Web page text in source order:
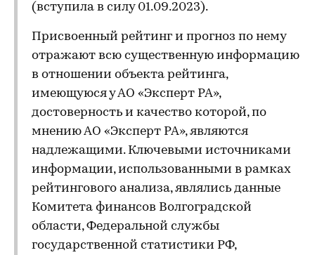
(вступила в силу 01.09.2023).
Присвоенный рейтинг и прогноз по нему
отражают всю существенную информацию
в отношении объекта рейтинга,
имеющуюся у АО «Эксперт РА»,
достоверность и качество которой, по
мнению АО «Эксперт РА», являются
надлежащими. Ключевыми источниками
информации, использованными в рамках
рейтингового анализа, являлись данные
Комитета финансов Волгоградской
области, Федеральной службы
государственной статистики РФ,